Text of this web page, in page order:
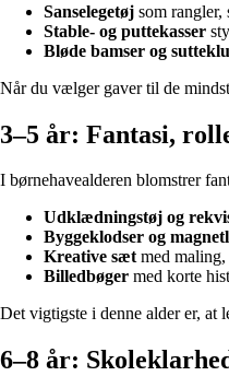
Sanselegetøj som
Stable- og puttekasser
Bløde bamser og
Når du vælger gaver til de
3–5 år: Fantasi,
I børnehavealderen blomstrer
Udklædningstøj og
Byggeklodser og
Kreative sætmed maling,
Billedbøger med korte
Det vigtigste i denne alder er, at
6–8 år: